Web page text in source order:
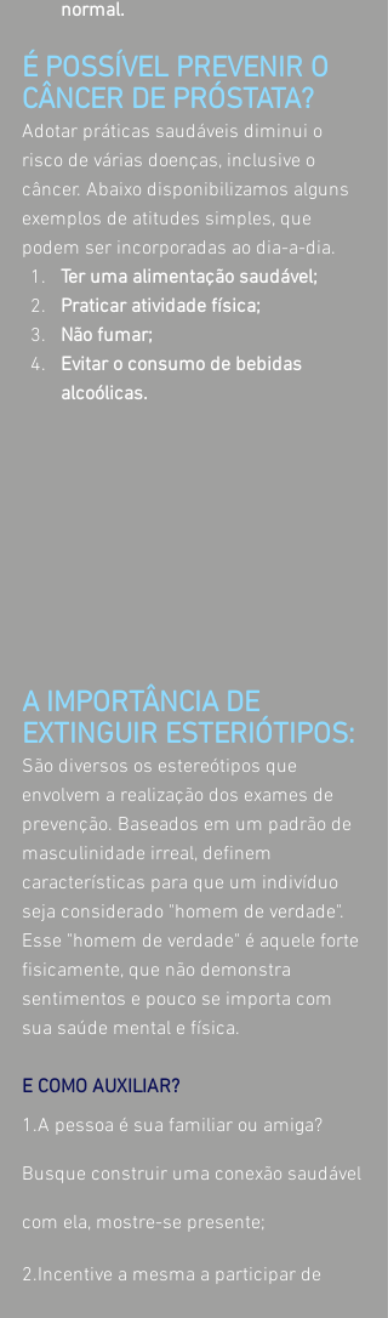
normal.
É POSSÍVEL PREVENIR O
CÂNCER DE PRÓSTATA?
Adotar práticas saudáveis diminui o
risco de várias doenças, inclusive o
câncer. Abaixo disponibilizamos alguns
exemplos de atitudes simples, que
podem ser incorporadas ao dia-a-dia.
Ter uma alimentação saudável;
Praticar atividade física;
Não fumar;
Evitar o consumo de bebidas
alcoólicas.
A IMPORTÂNCIA DE
EXTINGUIR ESTERIÓTIPOS:
São diversos os estereótipos que
envolvem a realização dos exames de
prevenção. Baseados em um padrão de
masculinidade irreal, definem
características para que um indivíduo
seja considerado "homem de verdade".
Esse "homem de verdade" é aquele forte
fisicamente, que não demonstra
sentimentos e pouco se importa com
sua saúde mental e física.
E COMO AUXILIAR?
1.A pessoa é sua familiar ou amiga?
Busque construir uma conexão saudável
com ela, mostre-se presente;
2.Incentive a mesma a participar de